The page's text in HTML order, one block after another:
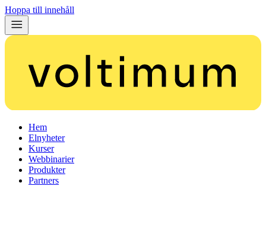
Hoppa till innehåll
Hem
Elnyheter
Kurser
Webbinarier
Produkter
Partners